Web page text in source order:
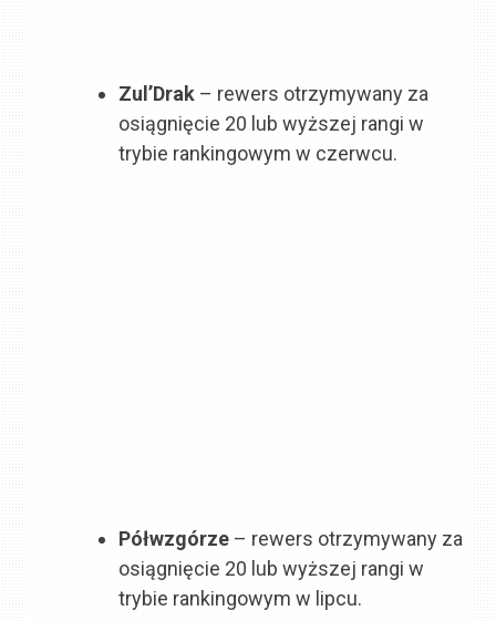
Zul’Drak – rewers otrzymywany za
osiągnięcie 20 lub wyższej rangi w
trybie rankingowym w czerwcu.
Półwzgórze – rewers otrzymywany za
osiągnięcie 20 lub wyższej rangi w
trybie rankingowym w lipcu.